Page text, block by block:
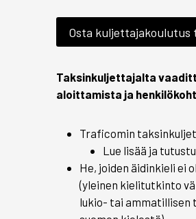
Osta kuljettajakoulutus
Taksinkuljettajalta
aloittamista ja
Traficomin
Lue lisää ja
He, joiden äidinkieli ei
(yleinen kielitutkinto
lukio- tai ammatillisen